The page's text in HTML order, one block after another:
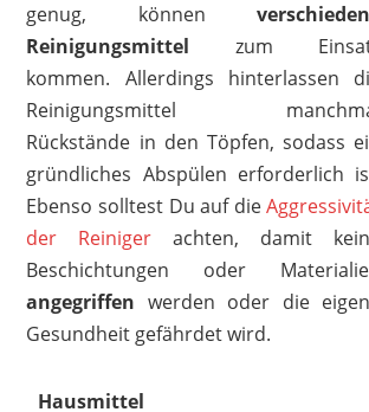
genug, können
Reinigungsmittel zum
kommen. Allerdings hinterlassen
Reinigungsmittel
Rückstände in den Töpfen, sodass
gründliches Abspülen erforderlich
Ebenso solltest Du auf die
der Reiniger achten, damit
Beschichtungen oder
angegriffen werden oder die
Gesundheit gefährdet wird.
Hausmittel